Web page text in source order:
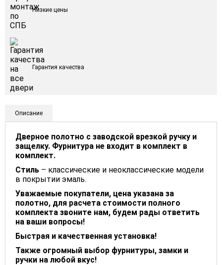
Низкие цены
Гарантия качества
Описание
Дверное полотно с заводской врезкой ручку и
защелку. Фурнитура не входит в комплект в
комплект.
Стиль – классические и неоклассические модели
в покрытии эмаль.
Уважаемые покупатели, цена указана за
полотно, для расчета стоимости полного
комплекта звоните нам, будем рады ответить
на ваши вопросы!
Быстрая и качественная установка!
Также огромный выбор фурнитуры, замки и
ручки на любой вкус!